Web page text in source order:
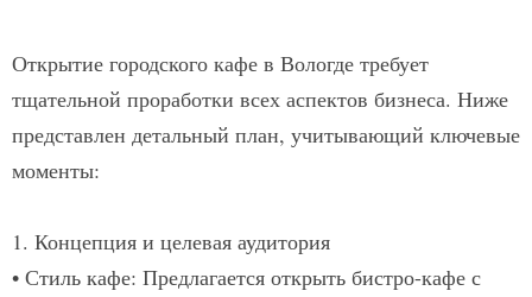
Открытие городского кафе в Вологде требует
тщательной проработки всех аспектов бизнеса. Ниже
представлен детальный план, учитывающий ключевые
моменты:
1. Концепция и целевая аудитория
• Стиль кафе: Предлагается открыть бистро-кафе с